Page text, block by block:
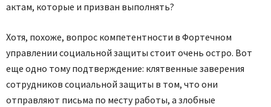
актам, которые и призван выполнять?
Хотя, похоже, вопрос компетентности в Фортечном
управлении социальной защиты стоит очень остро. Вот
еще одно тому подтверждение: клятвенные заверения
сотрудников социальной защиты в том, что они
отправляют письма по месту работы, а злобные